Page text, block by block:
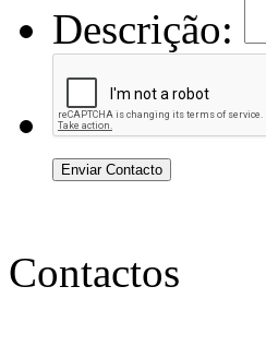
Descrição:
Enviar Contacto
Contactos